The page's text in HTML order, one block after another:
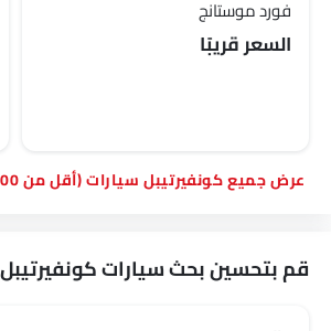
فورد موستانج
السعر قريبًا
كونفيرتيبل سيارات (أقل من 50,000 ريال)
قم بتحسين بحث سيارات